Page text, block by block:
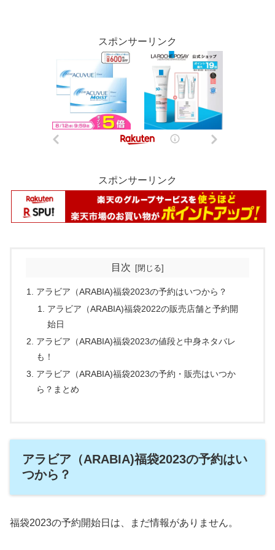
スポンサーリンク
スポンサーリンク
目次
アラビア（ARABIA)福袋2023の予約はいつから？
アラビア（ARABIA)福袋2022の販売店舗と予約開
始日
アラビア（ARABIA)福袋2023の値段と中身ネタバレ
も！
アラビア（ARABIA)福袋2023の予約・販売はいつか
ら？まとめ
アラビア（ARABIA)福袋2023の予約はい
つから？
福袋2023の予約開始日は、まだ情報がありません。